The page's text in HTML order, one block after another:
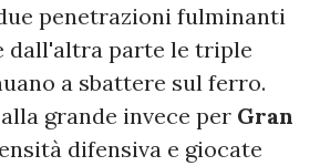
penetrazioni fulminanti
dall'altra parte le triple
a sbattere sul ferro.
grande invece per Gran
difensiva e giocate